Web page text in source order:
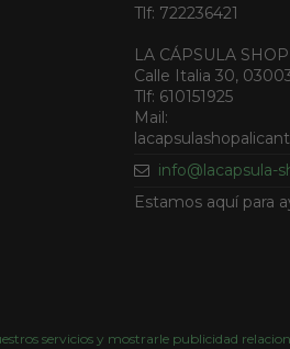
Tlf: 722236421
LA CÁPSULA
Calle Italia 30,
Tlf: 610151925
Mail:
info@lacapsula-
Estamos aquí para
servicios y mostrarle publicidad